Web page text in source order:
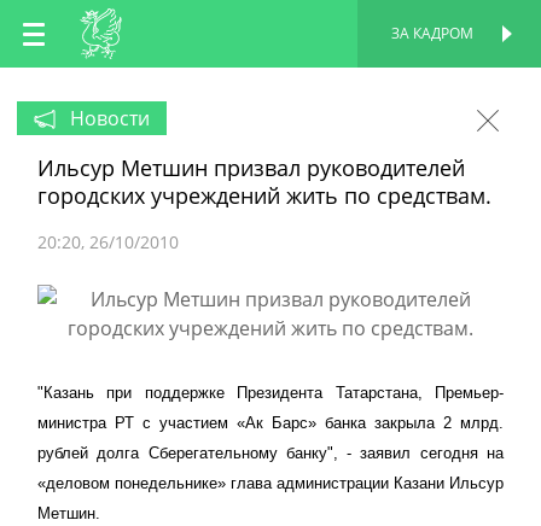
RU
EN
ЗА КАДРОМ
Новости
Ильсур Метшин призвал руководителей
городских учреждений жить по средствам.
20:20 26/10/2010
"Казань при поддержке Президента Татарстана, Премьер-
министра РТ с участием «Ак Барс» банка закрыла 2 млрд.
рублей долга Сберегательному банку", - заявил сегодня на
«деловом понедельнике» глава администрации Казани Ильсур
Метшин.
ПЕРСОНАЛЬНАЯ